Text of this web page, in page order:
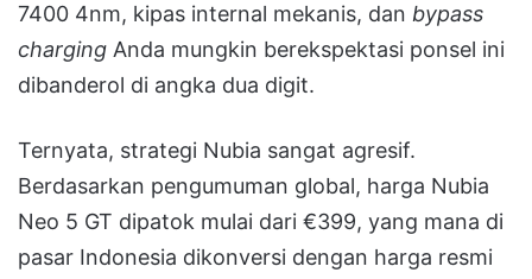
7400 4nm, kipas internal mekanis, dan bypass
charging Anda mungkin berekspektasi ponsel ini
dibanderol di angka dua digit.
Ternyata, strategi Nubia sangat agresif.
Berdasarkan pengumuman global, harga Nubia
Neo 5 GT dipatok mulai dari €399, yang mana di
pasar Indonesia dikonversi dengan harga resmi